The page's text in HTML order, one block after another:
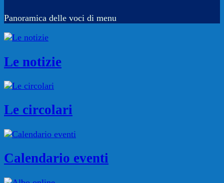
Panoramica delle voci di menu
Le notizie
Le circolari
Calendario eventi